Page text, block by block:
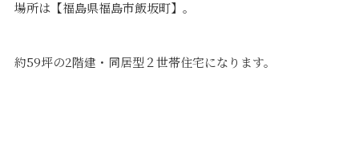
Speaksの家づくり
素材について
価格について
商品ラインナップ
建築実例・お客様イン
場所は【福島県福島市飯坂町】。
約59坪の2階建・同居型２世帯住宅になります。